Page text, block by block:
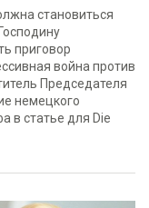
становиться
приговор
война против
Председателя
немецкого
в статье для Die